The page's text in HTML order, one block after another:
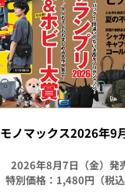
モノマックス2026年9
2026年8月7日（金）発
特別価格：1,480円（税込